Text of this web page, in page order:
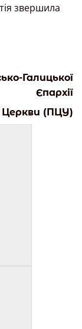
звершила
Галицької
Єпархії
Церкви (ПЦУ)